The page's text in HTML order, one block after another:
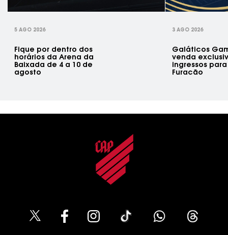
5 AGO 2026
Fique por dentro dos
horários da Arena da
Baixada de 4 a 10 de
agosto
3 AGO 2026
Galáticos
venda
ingressos
Furacão